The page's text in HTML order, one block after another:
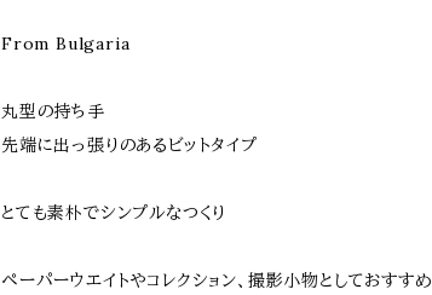
From Bulgaria
丸型の持ち手
先端に出っ張りのあるビットタイプ
とても素朴でシンプルなつくり
ペーパーウエイトやコレクション、撮影小物としておすすめ